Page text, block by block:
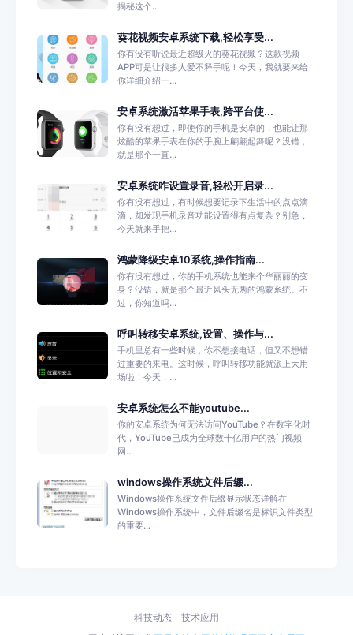
揭秘这个...
葵花视频安卓系统下载,轻松享受...
你有没有听说最近超级火的葵花视频？这款视频
APP可是让很多人爱不释手呢！今天，我就要来给
你详细介绍一...
安卓系统激活苹果手表,跨平台使...
你有没有想过，即使你的手机是安卓的，也能让那
炫酷的苹果手表在你的手腕上翩翩起舞呢？没错，
就是那个一直...
安卓系统咋设置录音,轻松开启录...
你有没有想过，有时候想要记录下生活中的点点滴
滴，却发现手机录音功能设置得有点复杂？别急，
今天就来手把...
鸿蒙降级安卓10系统,操作指南...
你有没有想过，你的手机系统也能来个华丽丽的变
身？没错，就是那个最近风头无两的鸿蒙系统。不
过，你知道吗...
呼叫转移安卓系统,设置、操作与...
手机里总有一些时候，你不想接电话，但又不想错
过重要的来电。这时候，呼叫转移功能就派上大用
场啦！今天，...
安卓系统怎么不能youtube...
你的安卓系统为何无法访问YouTube？在数字化时
代，YouTube已成为全球数十亿用户的热门视频
网...
windows操作系统文件后缀...
Windows操作系统文件后缀显示状态详解在
Windows操作系统中，文件后缀名是标识文件类型
的重要...
科技动态 技术应用